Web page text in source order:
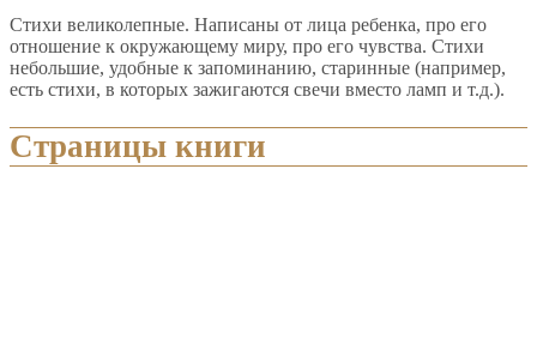
Стихи великолепные. Написаны от лица ребенка, про его
отношение к окружающему миру, про его чувства. Стихи
небольшие, удобные к запоминанию, старинные (например,
есть стихи, в которых зажигаются свечи вместо ламп и т.д.).
Страницы книги